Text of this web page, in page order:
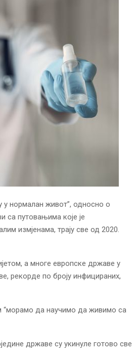
нормалан живот”, односно о
са путовањима које је
измјенама, трају све од 2020.
а многе европске државе у
рекорде по броју инфицираних,
“морамо да научимо да живимо са
државе су укинуле готово све